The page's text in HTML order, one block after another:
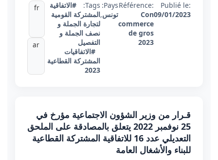
Publié le:
09/01/2023
Référence:
Con
commerce
de gros
2023
Pays:
تونس,
Tags:
#الاتفاقية
المشتركة القومية
لتجارة الجملة و
نصف الجملة و
التفصيل
#الاتفاقيات
المشتركة القطاعية
2023
fr
ar
قـرار من وزير الشؤون الاجتماعية مؤرخ في
25 نوفمبر 2022 يتعلق بالمصادقة على الملحق
التعديلي عدد 16 للاتفاقية المشتركة القطاعية
للبناء والأشغال العامة